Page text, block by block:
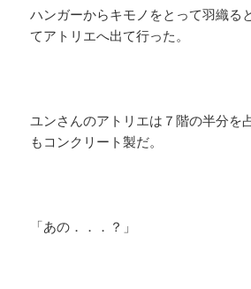
ハンガーからキモノをとって羽織る
てアトリエへ出て行った。
ユンさんのアトリエは７階の半分を
もコンクリート製だ。
「あの．．．？」